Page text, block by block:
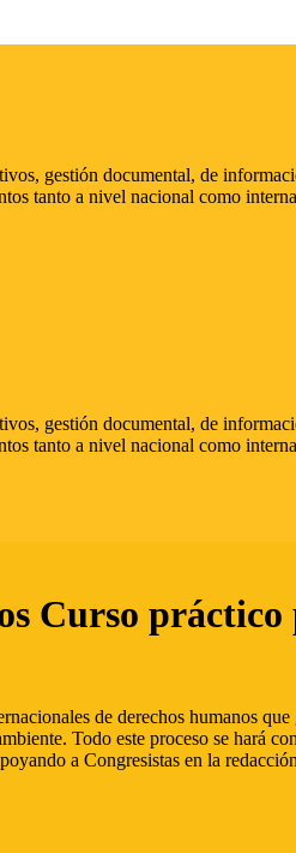
gestión documental, de
tanto a nivel nacional como
gestión documental, de
tanto a nivel nacional como
Curso práctico
de derechos humanos
Todo este proceso se hará
a Congresistas en la